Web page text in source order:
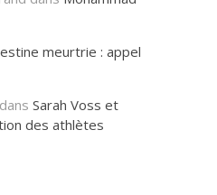
meurtrie : appel
dansSarah Voss et
des athlètes